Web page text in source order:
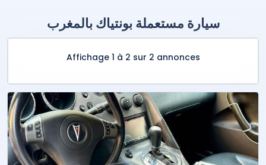
سيارة مستعملة بونتياك بالمغرب
Affichage 1 à 2 sur 2 annonces